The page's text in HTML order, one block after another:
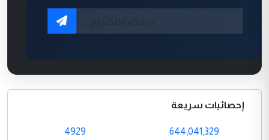
إحصائيات سريعة
644,041,329
4929